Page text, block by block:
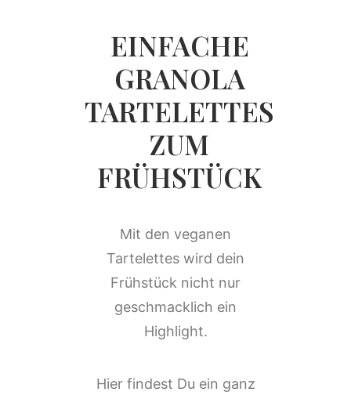
EINFACHE
GRANOLA
TARTELETTES
ZUM
FRÜHSTÜCK
Mit den veganen
Tartelettes wird dein
Frühstück nicht nur
geschmacklich ein
Highlight.
Hier findest Du ein ganz